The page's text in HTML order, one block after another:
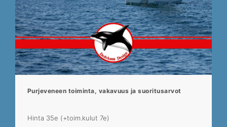
Purjeveneen toiminta, vakavuus ja suoritusarvot
Hinta 35e (+toim.kulut 7e)